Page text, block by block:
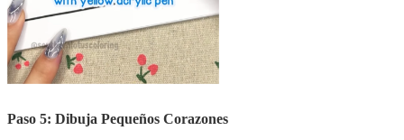
Paso 5: Dibuja Pequeños Corazones